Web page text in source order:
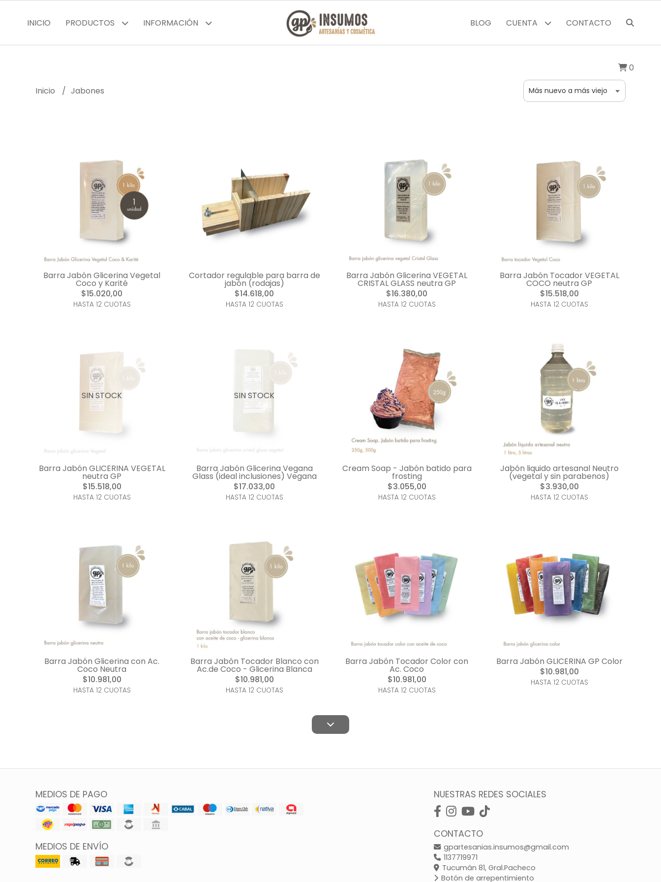
INICIO PRODUCTOS INFORMACIÓN BLOG CUENTA CONTACTO
0
Inicio Jabones
Barra Jabón Glicerina Vegetal
Coco y Karité
$15.020,00
HASTA 12 CUOTAS
Cortador regulable para barra de
jabón (rodajas)
$14.618,00
HASTA 12 CUOTAS
Barra Jabón Glicerina VEGETAL
CRISTAL GLASS neutra GP
$16.380,00
HASTA 12 CUOTAS
Barra Jabón Tocador VEGETAL
COCO neutra GP
$15.518,00
HASTA 12 CUOTAS
SIN STOCK
Barra Jabón GLICERINA VEGETAL
neutra GP
$15.518,00
HASTA 12 CUOTAS
SIN STOCK
Barra Jabón Glicerina Vegana
Glass (ideal inclusiones) Vegana
$17.033,00
HASTA 12 CUOTAS
Cream Soap - Jabón batido para
frosting
$3.055,00
HASTA 12 CUOTAS
Jabón liquido artesanal Neutro
(vegetal y sin parabenos)
$3.930,00
HASTA 12 CUOTAS
Barra Jabón Glicerina con Ac.
Coco Neutra
$10.981,00
HASTA 12 CUOTAS
Barra Jabón Tocador Blanco con
Ac.de Coco - Glicerina Blanca
$10.981,00
HASTA 12 CUOTAS
Barra Jabón Tocador Color con
Ac. Coco
$10.981,00
HASTA 12 CUOTAS
Barra Jabón GLICERINA GP Color
$10.981,00
HASTA 12 CUOTAS
MEDIOS DE PAGO
MEDIOS DE ENVÍO
NUESTRAS REDES SOCIALES
CONTACTO
gpartesanias.insumos@gmail.com
1137719971
Tucumán 81, Gral.Pacheco
Botón de arrepentimiento